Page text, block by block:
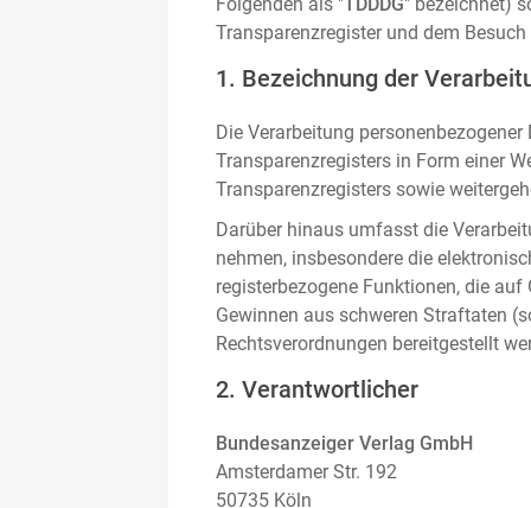
Transparenzregister und dem Besuch
1. Bezeichnung der
Die Verarbeitung
Transparenzregisters in Form einer
Transparenzregisters sowie
Darüber hinaus umfasst die
nehmen, insbesondere die
registerbezogene Funktionen, die
Gewinnen aus schweren Straftaten
Rechtsverordnungen bereitgestellt
2. Verantwortlicher
Bundesanzeiger Verlag GmbH
Amsterdamer Str. 192
50735 Köln